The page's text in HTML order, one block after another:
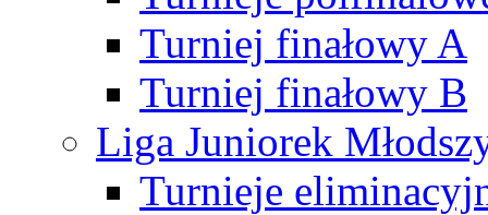
Turniej finałowy A
Turniej finałowy B
Liga Juniorek
Turnieje